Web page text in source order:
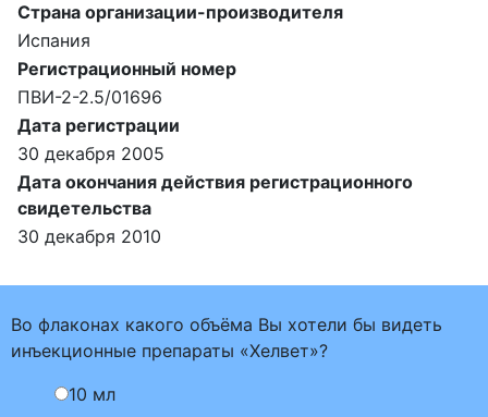
Страна организации-производителя
Испания
Регистрационный номер
ПВИ-2-2.5/01696
Дата регистрации
30 декабря 2005
Дата окончания действия регистрационного
свидетельства
30 декабря 2010
Во флаконах какого объёма Вы хотели бы видеть
инъекционные препараты «Хелвет»?
10 мл